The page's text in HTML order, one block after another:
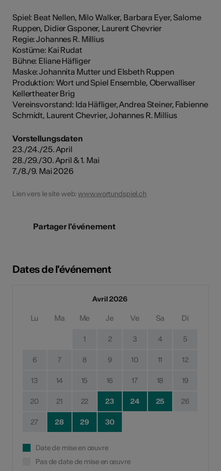
Spiel: Beat Nellen, Milo Walker, Barbara Eyer, Salome
Ruppen, Didier Gsponer, Laurent Chevrier
Regie: Johannes R. Millius
Kostüme: Kai Rudat
Bühne: Eliane Häfliger
Maske: Johannita Mutter und Elsbeth Ruppen
Produktion: Wort und Spiel Ensemble, Oberwalliser
Kellertheater Brig
Vereinsvorstand: Ida Häfliger, Andrea Steiner, Fabienne
Schmidt, Laurent Chevrier, Johannes R. Millius
Vorstellungsdaten
23./24./25. April
28./29./30. April & 1. Mai
7./8./9. Mai 2026
Lien vers le site web:www.wortundspiel.ch
Partager l'événement
Dates de l'événement
Avril 2026
Lu Ma Me Je Ve Sa Di
1 2 3 4 5
6 7 8 9 10 11 12
13 14 15 16 17 18 19
20 21 22 23 24 25 26
27 28 29 30
Date de mise en œuvre
Pas de date de mise en œuvre